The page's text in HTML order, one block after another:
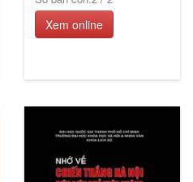
Xem online